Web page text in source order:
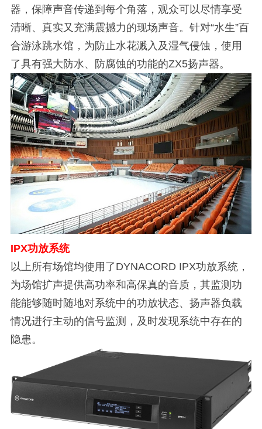
器，保障声音传递到每个角落，观众可以尽情享受
清晰、真实又充满震撼力的现场声音。针对“水生”百
合游泳跳水馆，为防止水花溅入及湿气侵蚀，使用
了具有强大防水、防腐蚀的功能的ZX5扬声器。
IPX功放系统
以上所有场馆均使用了DYNACORD IPX功放系统，
为场馆扩声提供高功率和高保真的音质，其监测功
能能够随时随地对系统中的功放状态、扬声器负载
情况进行主动的信号监测，及时发现系统中存在的
隐患。